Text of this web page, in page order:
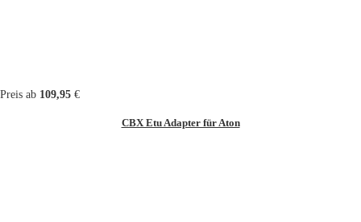
Preis ab 109,95 €
CBX Etu Adapter für Aton